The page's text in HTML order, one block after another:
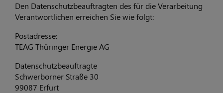
Den Datenschutzbeauftragten des für die Verarbeitung
Verantwortlichen erreichen Sie wie folgt:
Postadresse:
TEAG Thüringer Energie AG
Datenschutzbeauftragte
Schwerborner Straße 30
99087 Erfurt